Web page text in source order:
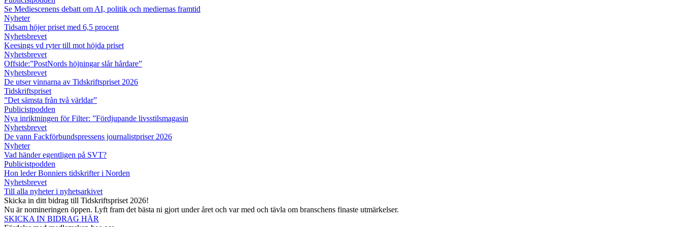
Se Mediescenens debatt om AI, politik och mediernas framtid
Nyheter
Tidsam höjer priset med 6,5 procent
Nyhetsbrevet
Keesings vd ryter till mot höjda priset
Nyhetsbrevet
Offside:”PostNords höjningar slår hårdare”
Nyhetsbrevet
De utser vinnarna av Tidskriftspriset 2026
Tidskriftspriset
”Det sämsta från två världar”
Publicistpodden
Nya inriktningen för Filter: ”Fördjupande livsstilsmagasin
Nyhetsbrevet
De vann Fackförbundspressens journalistpriser 2026
Nyheter
Vad händer egentligen på SVT?
Publicistpodden
Hon leder Bonniers tidskrifter i Norden
Nyhetsbrevet
Till alla nyheter i nyhetsarkivet
Skicka in ditt bidrag till Tidskriftspriset 2026!
Nu är nomineringen öppen. Lyft fram det bästa ni gjort under året och var med och tävla om branschens finaste utmärkelser.
SKICKA IN BIDRAG HÄR